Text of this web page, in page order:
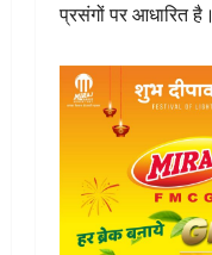
प्रसंगों पर आधारित है।